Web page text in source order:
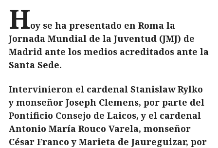
Hoy se ha presentado en Roma la
Jornada Mundial de la Juventud (JMJ) de
Madrid ante los medios acreditados ante la
Santa Sede.
Intervinieron el cardenal Stanislaw Rylko
y monseñor Joseph Clemens, por parte del
Pontificio Consejo de Laicos, y el cardenal
Antonio María Rouco Varela, monseñor
César Franco y Marieta de Jaureguizar, por